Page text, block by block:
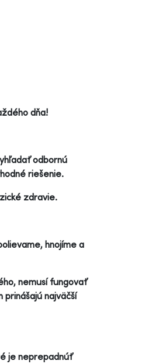
dňa!
odbornú
riešenie.
zdravie.
hnojíme a
nemusí fungovať
najväčší
je neprepadnúť